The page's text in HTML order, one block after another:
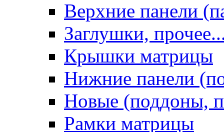
Верхние панели
Заглушки,
Крышки матрицы
Нижние панели
Новые (поддоны,
Рамки матрицы